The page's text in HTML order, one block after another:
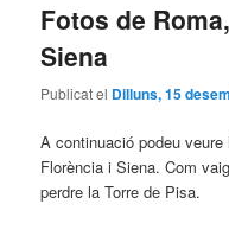
Fotos de
Siena
Publicat el Dilluns, 15
A continuació podeu
Florència i Siena. Com
perdre la Torre de Pisa.